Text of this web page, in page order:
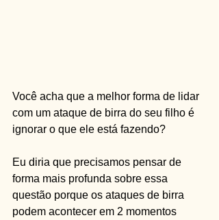
Você acha que a melhor forma de lidar
com um ataque de birra do seu filho é
ignorar o que ele está fazendo?
Eu diria que precisamos pensar de
forma mais profunda sobre essa
questão porque os ataques de birra
podem acontecer em 2 momentos